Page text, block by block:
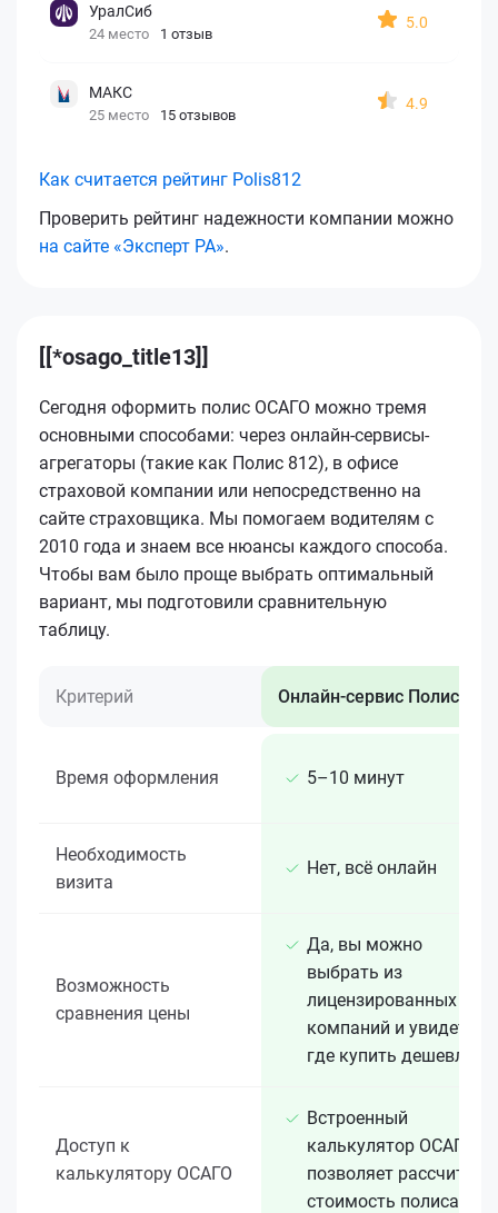
УралСиб
24 место 1 отзыв
5.0
МАКС
25 место 15 отзывов
4.9
Как считается рейтинг Polis812
Проверить рейтинг надежности компании можно
на сайте «Эксперт РА».
[[*osago_title13]]
Сегодня оформить полис ОСАГО можно тремя
основными способами: через онлайн-сервисы-
агрегаторы (такие как Полис 812), в офисе
страховой компании или непосредственно на
сайте страховщика. Мы помогаем водителям с
2010 года и знаем все нюансы каждого способа.
Чтобы вам было проще выбрать оптимальный
вариант, мы подготовили сравнительную
таблицу.
Критерий Онлайн-сервис Полис 812
Время оформления 5–10 минут
Необходимость
визита
Нет, всё онлайн
Возможность
сравнения цены
Да, вы можно
выбрать из
лицензированных 15+
компаний и увидеть,
где купить дешевле
Доступ к
калькулятору ОСАГО
Встроенный
калькулятор ОСАГО
позволяет рассчитать
стоимость полиса